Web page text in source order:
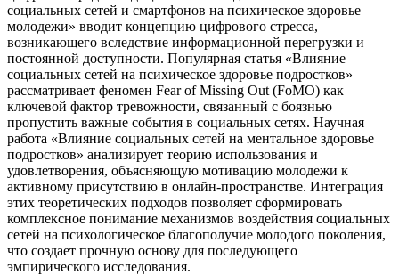
социальных сетей и смартфонов на психическое здоровье
молодежи» вводит концепцию цифрового стресса,
возникающего вследствие информационной перегрузки и
постоянной доступности. Популярная статья «Влияние
социальных сетей на психическое здоровье подростков»
рассматривает феномен Fear of Missing Out (FoMO) как
ключевой фактор тревожности, связанный с боязнью
пропустить важные события в социальных сетях. Научная
работа «Влияние социальных сетей на ментальное здоровье
подростков» анализирует теорию использования и
удовлетворения, объясняющую мотивацию молодежи к
активному присутствию в онлайн-пространстве. Интеграция
этих теоретических подходов позволяет сформировать
комплексное понимание механизмов воздействия социальных
сетей на психологическое благополучие молодого поколения,
что создает прочную основу для последующего
эмпирического исследования.